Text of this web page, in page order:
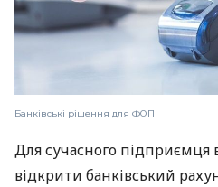
Банківські рішення для ФОП
Для сучасного підприємця
відкрити банківський